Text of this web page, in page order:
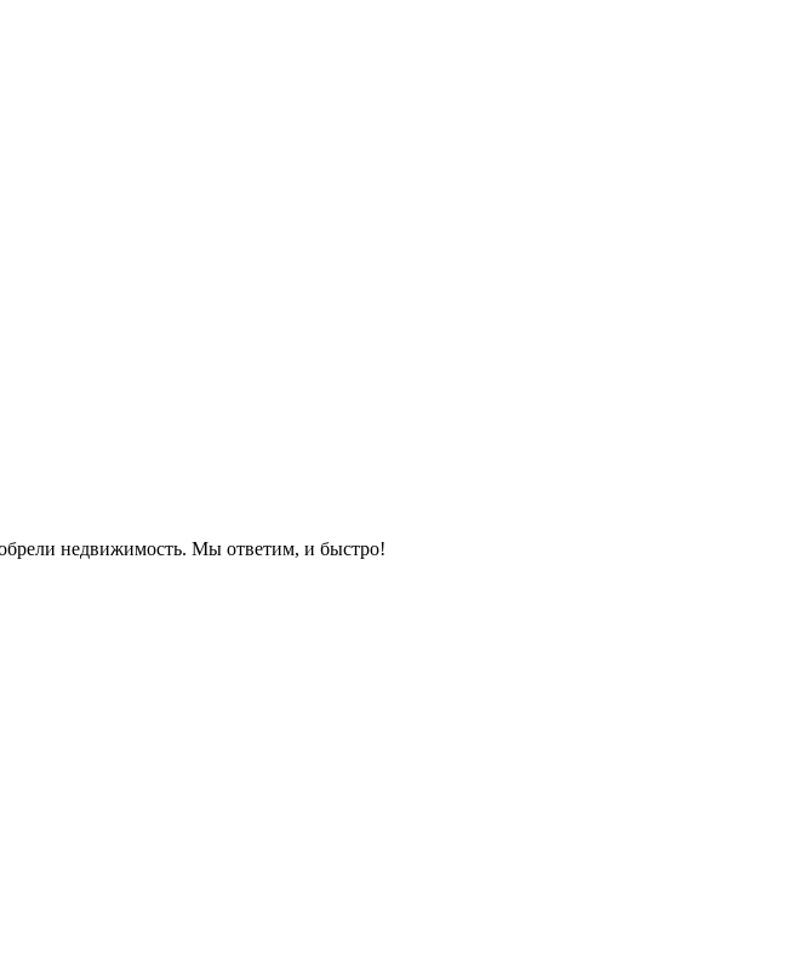
недвижимость. Мы ответим, и быстро!